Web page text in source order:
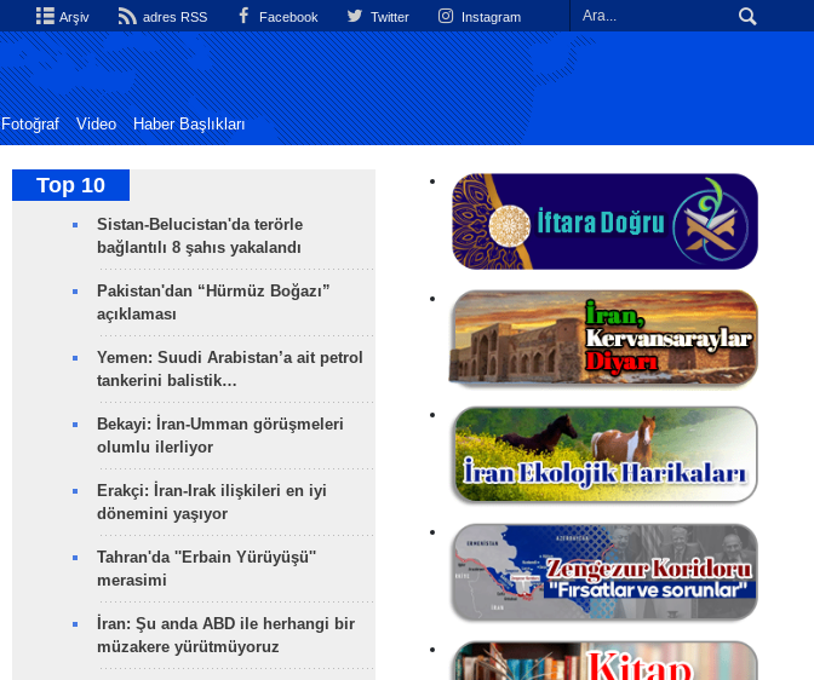
Arşiv adres RSS Facebook Twitter Instagram
Fotoğraf Video Haber Başlıkları
Top 10
Sistan-Belucistan'da terörle
bağlantılı 8 şahıs yakalandı
Pakistan'dan “Hürmüz Boğazı”
açıklaması
Yemen: Suudi Arabistan’a ait petrol
tankerini balistik…
Bekayi: İran-Umman görüşmeleri
olumlu ilerliyor
Erakçi: İran-Irak ilişkileri en iyi
dönemini yaşıyor
Tahran'da ''Erbain Yürüyüşü''
merasimi
İran: Şu anda ABD ile herhangi bir
müzakere yürütmüyoruz